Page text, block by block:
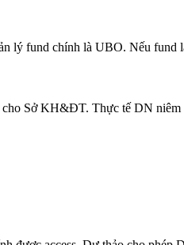
lý fund chính là UBO. Nếu fund
Sở KH&ĐT. Thực tế DN